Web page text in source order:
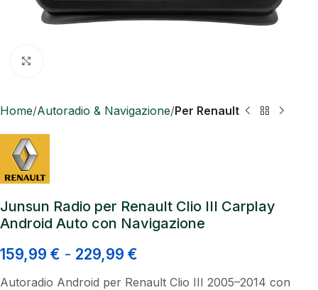
Home Autoradio & Navigazione Per Renault
Junsun Radio per Renault Clio III Carplay
Android Auto con Navigazione
159,99 € - 229,99 €
Autoradio Android per Renault Clio III 2005–2014 con